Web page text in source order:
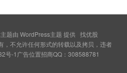
题由 WordPress主题 提供 找优股
，不允许任何形式的转载以及拷贝，违者
号-1广告位置招商QQ：308588781